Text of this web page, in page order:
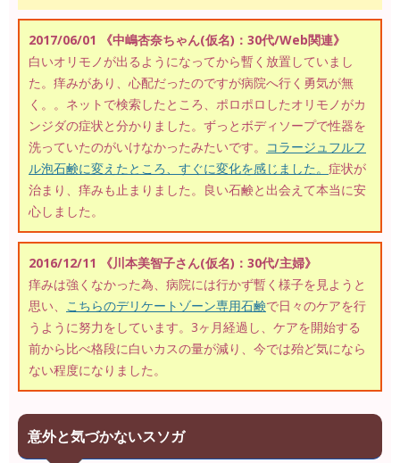
2017/06/01 《中嶋杏奈ちゃん(仮名)：30代/Web関連》
白いオリモノが出るようになってから暫く放置していまし
た。痒みがあり、心配だったのですが病院へ行く勇気が無
く。。ネットで検索したところ、ポロポロしたオリモノがカ
ンジダの症状と分かりました。ずっとボディソープで性器を
洗っていたのがいけなかったみたいです。 コラージュフルフ
ル泡石鹸に変えたところ、すぐに変化を感じました。 症状が
治まり、痒みも止まりました。良い石鹸と出会えて本当に安
心しました。
2016/12/11 《川本美智子さん(仮名)：30代/主婦》
痒みは強くなかった為、病院には行かず暫く様子を見ようと
思い、 こちらのデリケートゾーン専用石鹸で日々のケアを行
うように努力をしています。3ヶ月経過し、ケアを開始する
前から比べ格段に白いカスの量が減り、今では殆ど気になら
ない程度になりました。
意外と気づかないスソガ